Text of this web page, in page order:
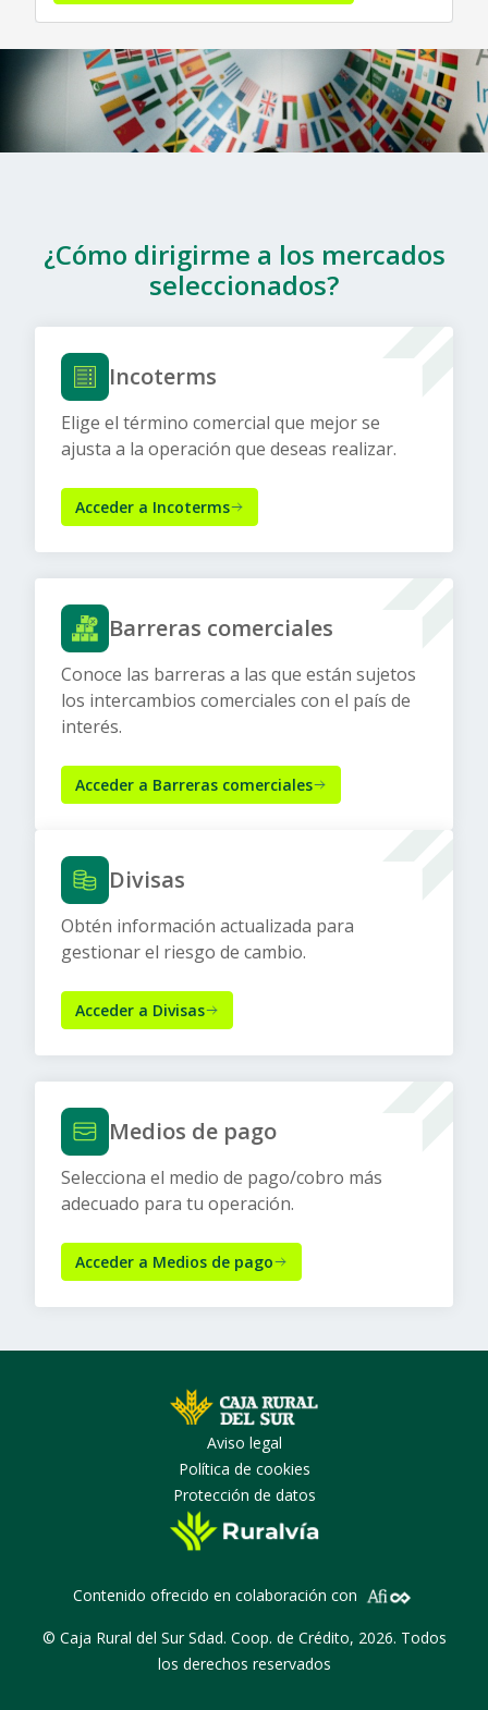
¿Cómo dirigirme a los mercados
seleccionados?
Incoterms
Elige el término comercial que mejor se
ajusta a la operación que deseas realizar.
Acceder a Incoterms
Barreras comerciales
Conoce las barreras a las que están sujetos
los intercambios comerciales con el país de
interés.
Acceder a Barreras comerciales
Divisas
Obtén información actualizada para
gestionar el riesgo de cambio.
Acceder a Divisas
Medios de pago
Selecciona el medio de pago/cobro más
adecuado para tu operación.
Acceder a Medios de pago
Aviso legal
Política de cookies
Protección de datos
Contenido ofrecido en colaboración con
© Caja Rural del Sur Sdad. Coop. de Crédito, 2026. Todos
los derechos reservados